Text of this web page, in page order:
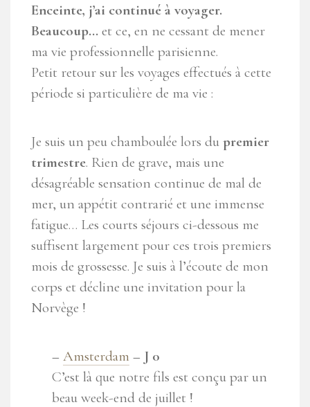
Enceinte, j’ai continué à voyager.
Beaucoup… et ce, en ne cessant de mener
ma vie professionnelle parisienne.
Petit retour sur les voyages effectués à cette
période si particulière de ma vie :
Je suis un peu chamboulée lors du premier
trimestre. Rien de grave, mais une
désagréable sensation continue de mal de
mer, un appétit contrarié et une immense
fatigue… Les courts séjours ci-dessous me
suffisent largement pour ces trois premiers
mois de grossesse. Je suis à l’écoute de mon
corps et décline une invitation pour la
Norvège !
– Amsterdam – J 0
C’est là que notre fils est conçu par un
beau week-end de juillet !